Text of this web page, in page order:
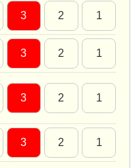
3 2 1
3 2 1
3 2 1
3 2 1